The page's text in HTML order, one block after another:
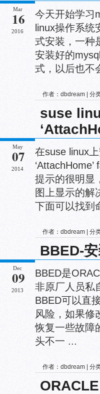
Mar
16
2016
今天开始学习
linux操作系
式安装，一种
安装好的
式，以后也不
作者：dbdream | 分
suse
May
07
2014
在suse linux
提示的很明显
图上显示的解
下面可以找到
作者：dbdream | 分
suse
BBED-
Dec
09
2013
BBED是
非原厂人员私
BBED可以直
风险，如果修
恢复一些故障
头不一 ...
作者：dbdream | 分